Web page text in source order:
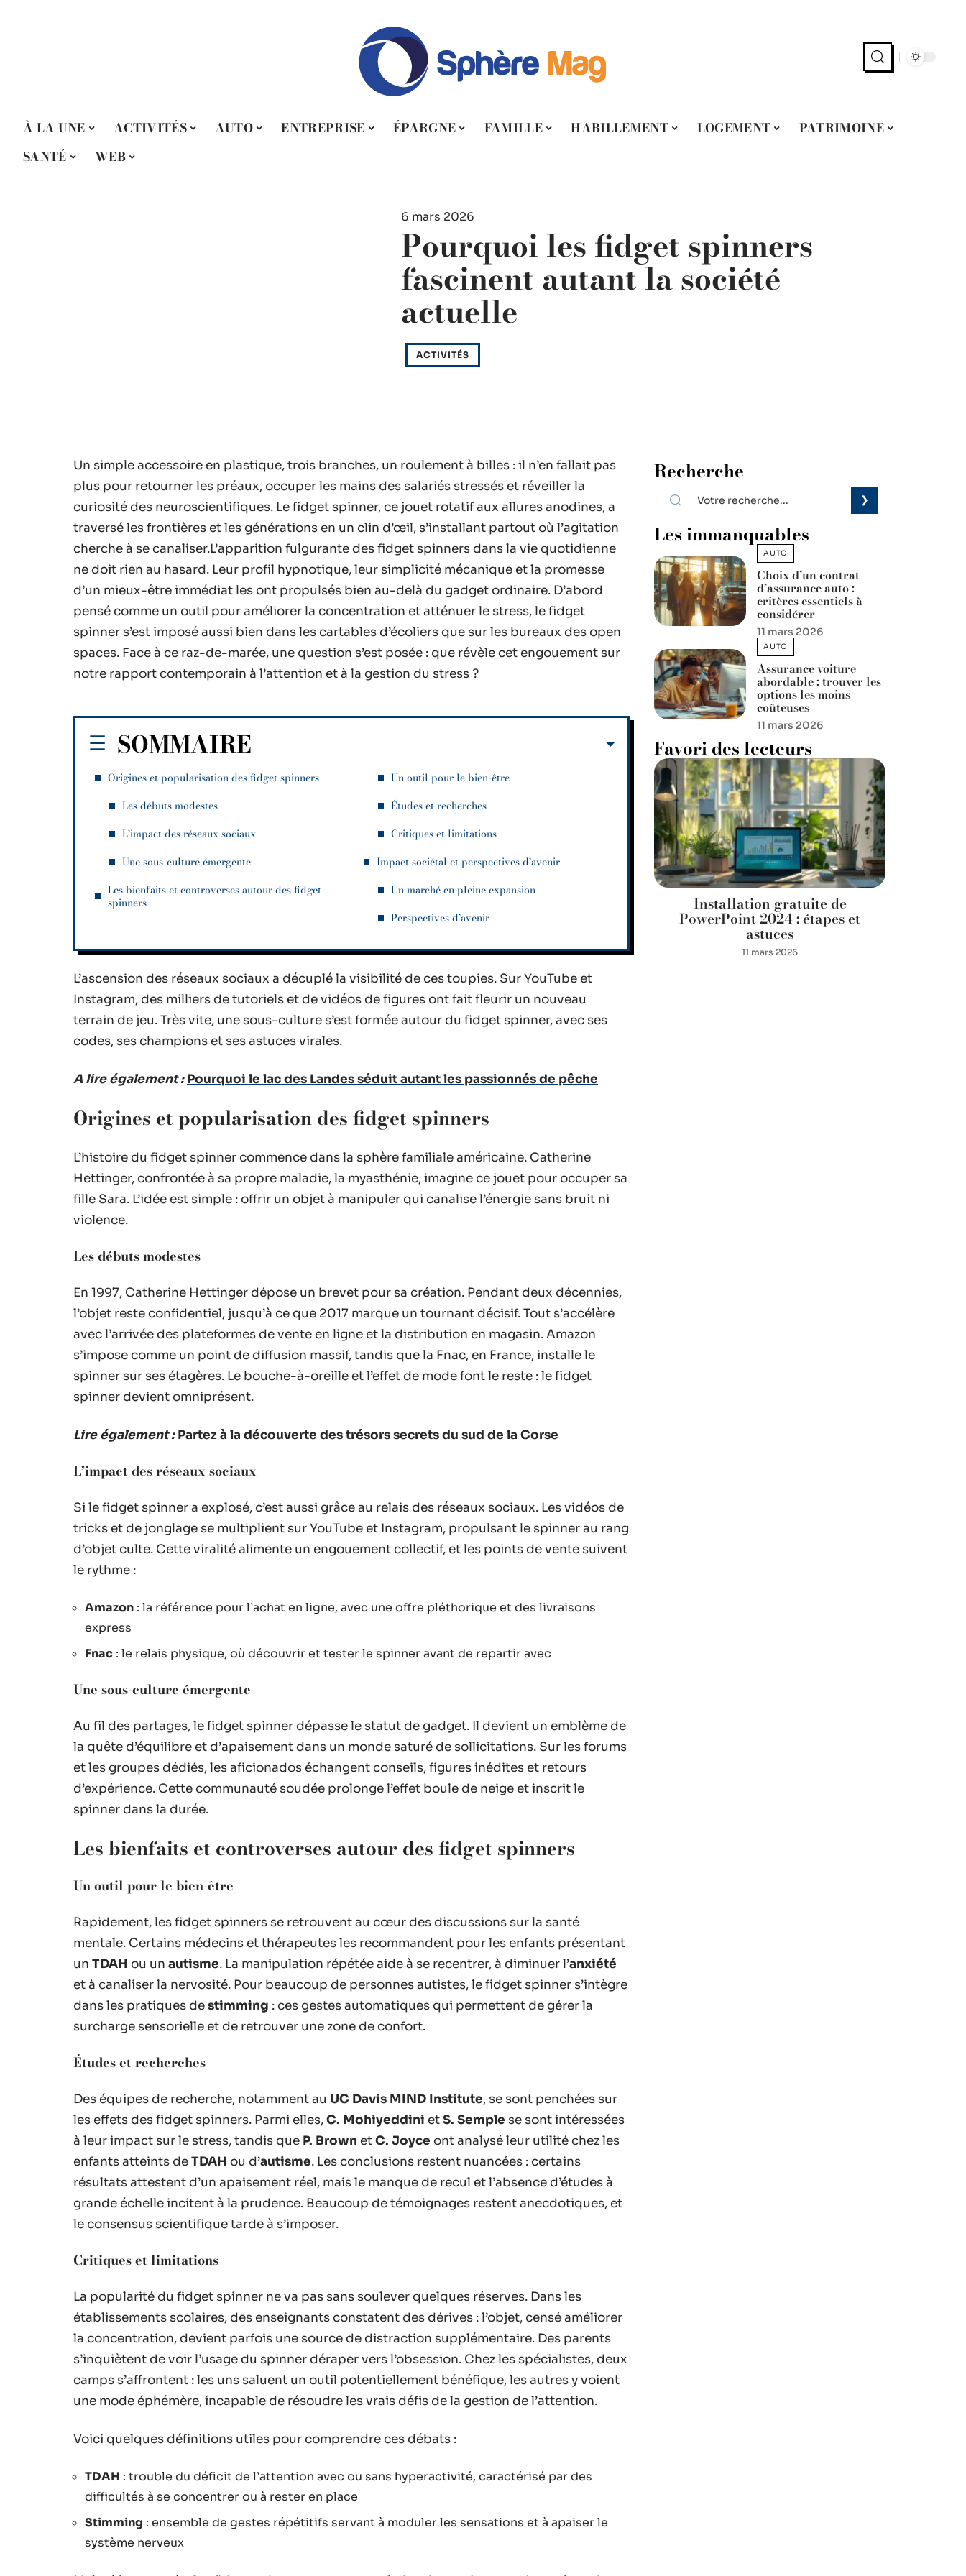
À LA UNE ACTIVITÉS AUTO ENTREPRISE ÉPARGNE FAMILLE HABILLEMENT LOGEMENT
PATRIMOINE
SANTÉ
WEB
6 mars 2026
Pourquoi les fidget spinners
fascinent autant la société
actuelle
ACTIVITÉS
Un simple accessoire en plastique, trois branches, un roulement à billes : il n’en fallait pas
plus pour retourner les préaux, occuper les mains des salariés stressés et réveiller la
curiosité des neuroscientifiques. Le fidget spinner, ce jouet rotatif aux allures anodines, a
traversé les frontières et les générations en un clin d’œil, s’installant partout où l’agitation
cherche à se canaliser.L’apparition fulgurante des fidget spinners dans la vie quotidienne
ne doit rien au hasard. Leur profil hypnotique, leur simplicité mécanique et la promesse
d’un mieux-être immédiat les ont propulsés bien au-delà du gadget ordinaire. D’abord
pensé comme un outil pour améliorer la concentration et atténuer le stress, le fidget
spinner s’est imposé aussi bien dans les cartables d’écoliers que sur les bureaux des open
spaces. Face à ce raz-de-marée, une question s’est posée : que révèle cet engouement sur
notre rapport contemporain à l’attention et à la gestion du stress ?
SOMMAIRE
Origines et popularisation des fidget spinners
Les débuts modestes
L’impact des réseaux sociaux
Une sous-culture émergente
Les bienfaits et controverses autour des fidget
spinners
Un outil pour le bien-être
Études et recherches
Critiques et limitations
Impact sociétal et perspectives d’avenir
Un marché en pleine expansion
Perspectives d’avenir
L’ascension des réseaux sociaux a décuplé la visibilité de ces toupies. Sur YouTube et
Instagram, des milliers de tutoriels et de vidéos de figures ont fait fleurir un nouveau
terrain de jeu. Très vite, une sous-culture s’est formée autour du fidget spinner, avec ses
codes, ses champions et ses astuces virales.
A lire également : Pourquoi le lac des Landes séduit autant les passionnés de pêche
Origines et popularisation des fidget spinners
L’histoire du fidget spinner commence dans la sphère familiale américaine. Catherine
Hettinger, confrontée à sa propre maladie, la myasthénie, imagine ce jouet pour occuper sa
fille Sara. L’idée est simple : offrir un objet à manipuler qui canalise l’énergie sans bruit ni
violence.
Les débuts modestes
En 1997, Catherine Hettinger dépose un brevet pour sa création. Pendant deux décennies,
l’objet reste confidentiel, jusqu’à ce que 2017 marque un tournant décisif. Tout s’accélère
avec l’arrivée des plateformes de vente en ligne et la distribution en magasin. Amazon
s’impose comme un point de diffusion massif, tandis que la Fnac, en France, installe le
spinner sur ses étagères. Le bouche-à-oreille et l’effet de mode font le reste : le fidget
spinner devient omniprésent.
Lire également : Partez à la découverte des trésors secrets du sud de la Corse
L’impact des réseaux sociaux
Si le fidget spinner a explosé, c’est aussi grâce au relais des réseaux sociaux. Les vidéos de
tricks et de jonglage se multiplient sur YouTube et Instagram, propulsant le spinner au rang
d’objet culte. Cette viralité alimente un engouement collectif, et les points de vente suivent
le rythme :
Amazon : la référence pour l’achat en ligne, avec une offre pléthorique et des livraisons
express
Fnac : le relais physique, où découvrir et tester le spinner avant de repartir avec
Une sous-culture émergente
Au fil des partages, le fidget spinner dépasse le statut de gadget. Il devient un emblème de
la quête d’équilibre et d’apaisement dans un monde saturé de sollicitations. Sur les forums
et les groupes dédiés, les aficionados échangent conseils, figures inédites et retours
d’expérience. Cette communauté soudée prolonge l’effet boule de neige et inscrit le
spinner dans la durée.
Les bienfaits et controverses autour des fidget spinners
Un outil pour le bien-être
Rapidement, les fidget spinners se retrouvent au cœur des discussions sur la santé
mentale. Certains médecins et thérapeutes les recommandent pour les enfants présentant
un TDAH ou un autisme. La manipulation répétée aide à se recentrer, à diminuer l’anxiété
et à canaliser la nervosité. Pour beaucoup de personnes autistes, le fidget spinner s’intègre
dans les pratiques destimming : ces gestes automatiques qui permettent de gérer la
surcharge sensorielle et de retrouver une zone de confort.
Études et recherches
Des équipes de recherche, notamment au UC Davis MIND Institute, se sont penchées sur
les effets des fidget spinners. Parmi elles,C. Mohiyeddini etS. Semple se sont intéressées
à leur impact sur le stress, tandis que P. Brown etC. Joyce ont analysé leur utilité chez les
enfants atteints deTDAH ou d’autisme. Les conclusions restent nuancées : certains
résultats attestent d’un apaisement réel, mais le manque de recul et l’absence d’études à
grande échelle incitent à la prudence. Beaucoup de témoignages restent anecdotiques, et
le consensus scientifique tarde à s’imposer.
Critiques et limitations
La popularité du fidget spinner ne va pas sans soulever quelques réserves. Dans les
établissements scolaires, des enseignants constatent des dérives : l’objet, censé améliorer
la concentration, devient parfois une source de distraction supplémentaire. Des parents
s’inquiètent de voir l’usage du spinner déraper vers l’obsession. Chez les spécialistes, deux
camps s’affrontent : les uns saluent un outil potentiellement bénéfique, les autres y voient
une mode éphémère, incapable de résoudre les vrais défis de la gestion de l’attention.
Voici quelques définitions utiles pour comprendre ces débats :
TDAH : trouble du déficit de l’attention avec ou sans hyperactivité, caractérisé par des
difficultés à se concentrer ou à rester en place
Stimming : ensemble de gestes répétitifs servant à moduler les sensations et à apaiser le
système nerveux
Recherche
Les immanquables
AUTO
Choix d’un contrat
d’assurance auto :
critères essentiels à
considérer
11 mars 2026
AUTO
Assurance voiture
abordable : trouver les
options les moins
coûteuses
11 mars 2026
Favori des lecteurs
Installation gratuite de
PowerPoint 2024 : étapes et
astuces
11 mars 2026